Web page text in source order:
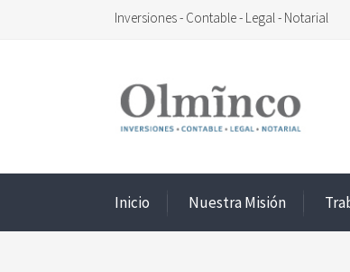
Inversiones - Contable - Legal - Notarial
Inicio Nuestra Misión